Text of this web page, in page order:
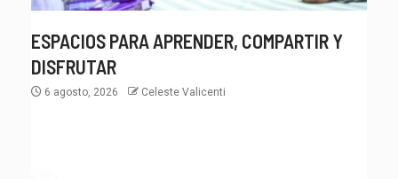
ESPACIOS PARA APRENDER, COMPARTIR Y
DISFRUTAR
6 agosto, 2026 Celeste Valicenti